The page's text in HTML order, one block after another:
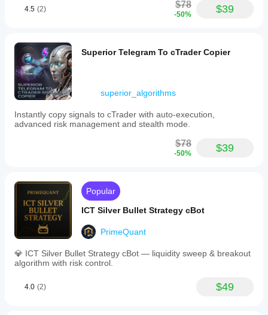
4.5 (2) $78
-50% $39
Superior Telegram To cTrader Copier
superior_algorithms
Instantly copy signals to cTrader with auto-execution,
advanced risk management and stealth mode.
$78
-50% $39
Popular
ICT Silver Bullet Strategy cBot
PrimeQuant
💎 ICT Silver Bullet Strategy cBot — liquidity sweep & breakout
algorithm with risk control.
4.0 (2) $49